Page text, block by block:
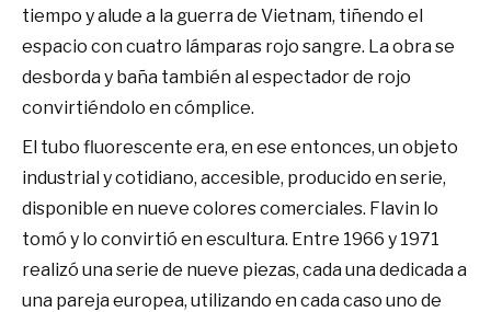
tiempo y alude a la guerra de Vietnam, tiñendo el
espacio con cuatro lámparas rojo sangre. La obra se
desborda y baña también al espectador de rojo
convirtiéndolo en cómplice.
El tubo fluorescente era, en ese entonces, un objeto
industrial y cotidiano, accesible, producido en serie,
disponible en nueve colores comerciales. Flavin lo
tomó y lo convirtió en escultura. Entre 1966 y 1971
realizó una serie de nueve piezas, cada una dedicada a
una pareja europea, utilizando en cada caso uno de